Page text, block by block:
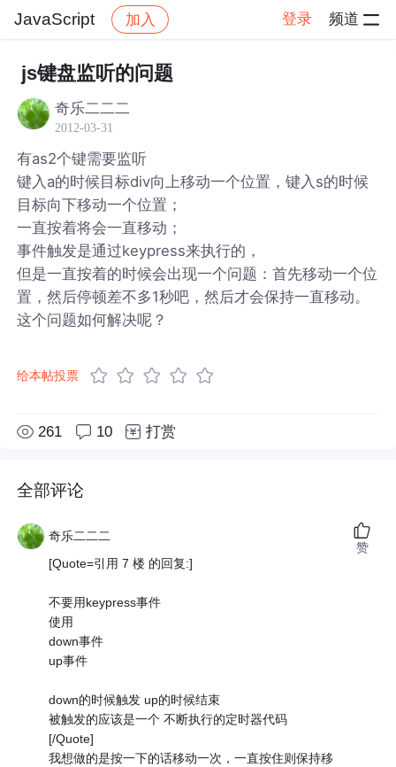
JavaScript 加入 登录 频道
社区 JavaScript
js键盘监听的问题
奇乐二二二
2012-03-31
有as2个键需要监听
键入a的时候目标div向上移动一个位置，键入s的时候
目标向下移动一个位置；
一直按着将会一直移动；
事件触发是通过keypress来执行的，
但是一直按着的时候会出现一个问题：首先移动一个位
置，然后停顿差不多1秒吧，然后才会保持一直移动。
这个问题如何解决呢？
给本帖投票
261 10 打赏
全部评论
奇乐二二二
[Quote=引用 7 楼 的回复:]
不要用keypress事件
使用
down事件
up事件
down的时候触发 up的时候结束
被触发的应该是一个 不断执行的定时器代码
[/Quote]
我想做的是按一下的话移动一次，一直按住则保持移
赞